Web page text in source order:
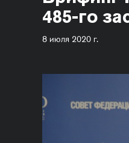
485-го
8 июля 2020 г.